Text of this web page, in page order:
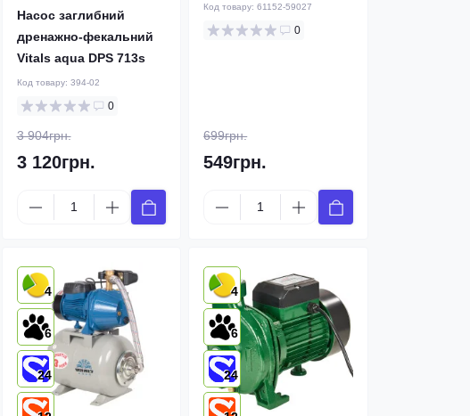
Насос заглибний
дренажно-фекальний
Vitals aqua DPS 713s
Код товару: 394-02
0
3 904грн.
3 120грн.
Код товару:61152-59027
0
699грн.
549грн.
4
6
24
4
6
24